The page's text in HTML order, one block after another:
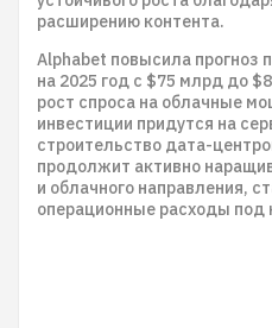
расширению контента.
Alphabet повысила прогноз
на 2025 год с $75 млрд до
рост спроса на облачные
инвестиции придутся на
строительство дата-
продолжит активно
и облачного направления,
операционные расходы под